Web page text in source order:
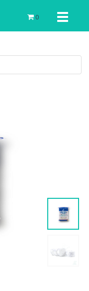
Toggle
0